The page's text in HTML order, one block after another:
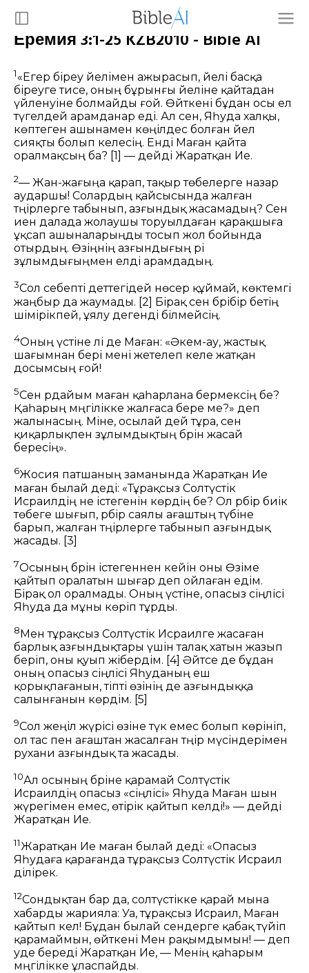
Еремия 3:1-25 KZB2010 - Bible AI
1«Егер біреу әйелімен ажырасып, әйелі басқа
біреуге тисе, оның бұрынғы әйеліне қайтадан
үйленуіне болмайды ғой. Өйткені бұдан осы ел
түгелдей арамданар еді. Ал сен, Яһуда халқы,
көптеген ашынамен көңілдес болған әйел
сияқты болып келесің. Енді Маған қайта
оралмақсың ба? [1] — дейді Жаратқан Ие.
2— Жан-жағыңа қарап, тақыр төбелерге назар
аударшы! Солардың қайсысында жалған
тәңірлерге табынып, азғындық жасамадың? Сен
иен далада жолаушы торуылдаған қарақшыға
ұқсап ашыналарыңды тосып жол бойында
отырдың. Өзіңнің азғындығың әрі
зұлымдығыңмен елді арамдадың.
3Сол себепті әдеттегідей нөсер құймай, көктемгі
жаңбыр да жаумады. [2] Бірақ сен бәрібір бетің
шімірікпей, ұялу дегенді білмейсің.
4Оның үстіне әлі де Маған: «Әкем-ау, жастық
шағымнан бері мені жетелеп келе жатқан
досымсың ғой!
5Сен әрдайым маған қаһарлана бермексің бе?
Қаһарың мәңгілікке жалғаса бере ме?» деп
жалынасың. Міне, осылай дей тұра, сен
қиқарлықпен зұлымдықтың бәрін жасай
бересің».
6Жосия патшаның заманында Жаратқан Ие
маған былай деді: «Тұрақсыз Солтүстік
Исраилдің не істегенін көрдің бе? Ол әрбір биік
төбеге шығып, әрбір саялы ағаштың түбіне
барып, жалған тәңірлерге табынып азғындық
жасады. [3]
7Осының бәрін істегеннен кейін оны Өзіме
қайтып оралатын шығар деп ойлаған едім.
Бірақ ол оралмады. Оның үстіне, опасыз сіңлісі
Яһуда да мұны көріп тұрды.
8 Мен тұрақсыз Солтүстік Исраилге жасаған
барлық азғындықтары үшін талақ хатын жазып
беріп, оны қуып жібердім. [4] Әйтсе де бұдан
оның опасыз сіңлісі Яһуданың еш
қорықпағанын, тіпті өзінің де азғындыққа
салынғанын көрдім. [5]
9Сол жеңіл жүрісі өзіне түк емес болып көрініп,
ол тас пен ағаштан жасалған тәңір мүсіндерімен
рухани азғындық та жасады.
10Ал осының бәріне қарамай Солтүстік
Исраилдің опасыз «сіңлісі» Яһуда Маған шын
жүрегімен емес, өтірік қайтып келді!» — дейді
Жаратқан Ие.
11Жаратқан Ие маған былай деді: «Опасыз
Яһудаға қарағанда тұрақсыз Солтүстік Исраил
әділірек.
12Сондықтан бар да, солтүстікке қарай мына
хабарды жарияла: Уа, тұрақсыз Исраил, Маған
қайтып кел! Бұдан былай сендерге қабақ түйіп
қарамаймын, өйткені Мен рақымдымын! — деп
уәде береді Жаратқан Ие, — Менің қаһарым
мәңгілікке ұласпайды.